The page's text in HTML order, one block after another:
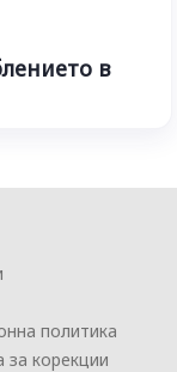
в
политика
за корекции